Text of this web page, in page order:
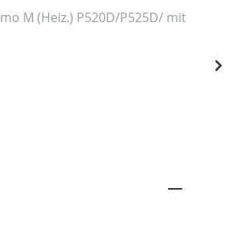
M (Heiz.) P520D/P525D/ mit